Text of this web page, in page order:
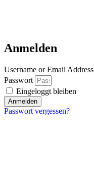
Anmelden
Username or Email Address
Passwort
Eingeloggt bleiben
Anmelden
Passwort vergessen?